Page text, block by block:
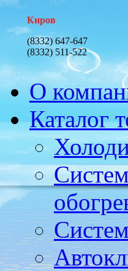
Киров
(8332) 647-647
(8332) 511-522
О
Каталог